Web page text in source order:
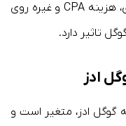
چرخه عمر مشتری، هزینه جذب مشتری، هزینه CPA و غیره روی
تاثیر دارد.
ادز
گوگل ادز، متغیر است و